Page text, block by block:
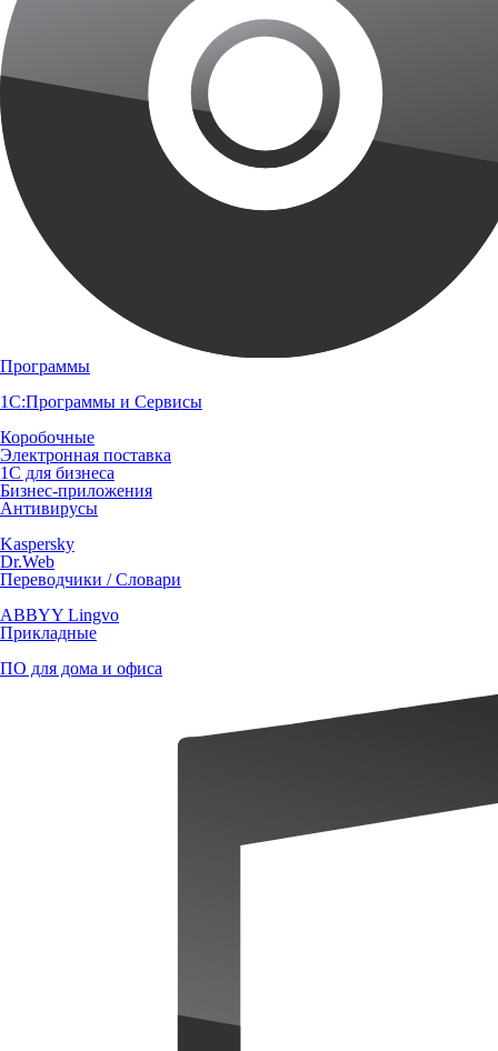
Программы
1С:Программы и Сервисы
Коробочные
Электронная поставка
1С для бизнеса
Бизнес-приложения
Антивирусы
Kaspersky
Dr.Web
Переводчики / Словари
ABBYY Lingvo
Прикладные
ПО для дома и офиса